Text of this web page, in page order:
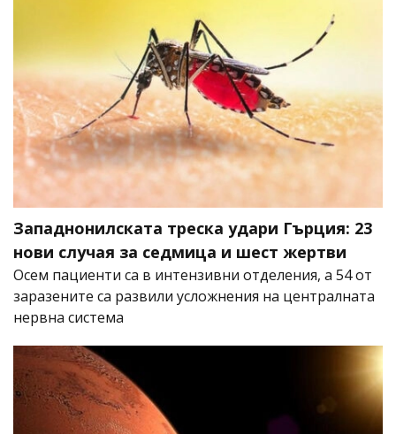
Западнонилската треска удари Гърция: 23
нови случая за седмица и шест жертви
Осем пациенти са в интензивни отделения, а 54 от
заразените са развили усложнения на централната
нервна система